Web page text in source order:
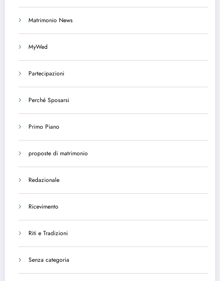
Matrimonio News
MyWed
Partecipazioni
Perché Sposarsi
Primo Piano
proposte di matrimonio
Redazionale
Ricevimento
Riti e Tradizioni
Senza categoria